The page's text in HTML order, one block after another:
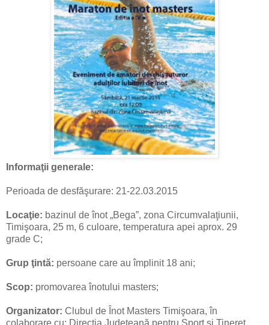
Informaţii generale:
Perioada de desfăşurare: 21-22.03.2015
Locaţie: bazinul de înot „Bega”, zona Circumvalaţiunii,
Timişoara, 25 m, 6 culoare, temperatura apei aprox. 29
grade C;
Grup ţintă: persoane care au împlinit 18 ani;
Scop: promovarea înotului masters;
Organizator: Clubul de Înot Masters Timişoara, în
colaborare cu: Direcţia Judeţeană pentru Sport şi Tineret